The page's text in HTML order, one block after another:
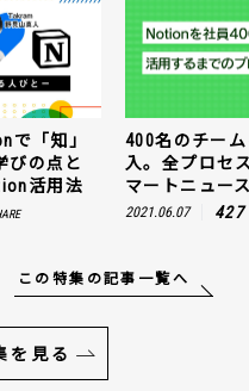
で「知」
びの点と
活用法
400名のチー
入。全プロセ
マートニュー
2021.06.07 427
この特集の記事一覧へ
を見る